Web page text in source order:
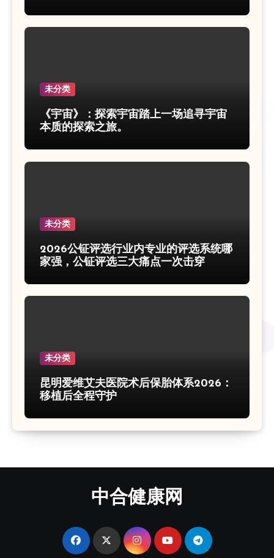
未分类
《宇宙》：探索宇宙踏上一场追寻宇宙
本质的探索之旅。
未分类
2026公钲评选行业内专业的评选系统哪
家强，公钲评选三大痛点一次击穿
未分类
昆明爱维艾夫医院术后保胎体系2026：
移植后全程守护
中合健康网